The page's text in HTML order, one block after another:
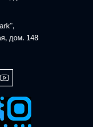
дом. 148